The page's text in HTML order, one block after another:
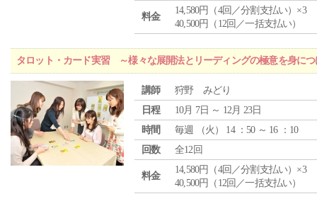
料金
14,580円（4回／分割支払い）×3
40,500円（12回／一括支払い）
タロット・カード実習 ～様々な展開法とリーディングの極意を身につ
講師
狩野 みどり
日程
10月 7日 ～ 12月 23日
時間
毎週 （火 ） 14 ：50 ～ 16 ：10
回数
全12回
料金
14,580円（4回／分割支払い）×3
40,500円（12回／一括支払い）